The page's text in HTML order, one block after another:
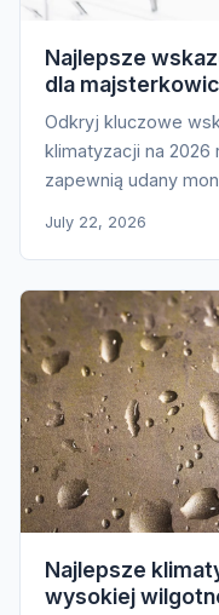
Najlepsze
dla
Odkryj kluczowe
klimatyzacji na 2026
zapewnią udany
July 22, 2026
Najlepsze
wysokiej